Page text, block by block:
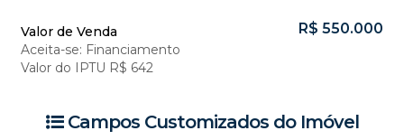
R$ 550.000
Valor de Venda
Aceita-se: Financiamento
Valor do IPTU R$ 642
Campos Customizados do Imóvel